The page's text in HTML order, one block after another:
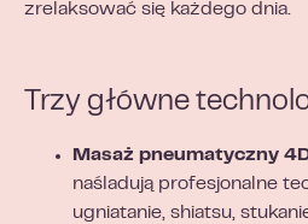
zrelaksować się każdego dnia.
Trzy główne
Masaż pneumatyczny
naśladują profesjonalne
ugniatanie, shiatsu,